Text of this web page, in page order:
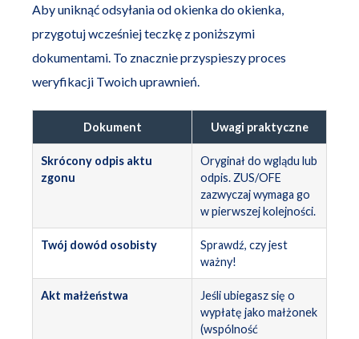
Aby uniknąć odsyłania od okienka do okienka,
przygotuj wcześniej teczkę z poniższymi
dokumentami. To znacznie przyspieszy proces
weryfikacji Twoich uprawnień.
Dokument Uwagi praktyczne
Skrócony odpis aktu
zgonu
Oryginał do wglądu lub
odpis. ZUS/OFE
zazwyczaj wymaga go
w pierwszej kolejności.
Twój dowód osobisty
Sprawdź, czy jest
ważny!
Akt małżeństwa
Jeśli ubiegasz się o
wypłatę jako małżonek
(wspólność